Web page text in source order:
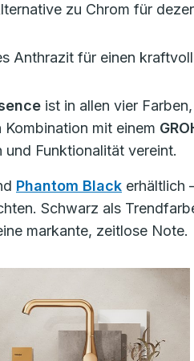
zu Chrom für
Anthrazit für einen
ist in allen vier
Kombination mit einem
und Funktionalität vereint.
Phantom Black erhältlich
Schwarz als
markante, zeitlose Note.